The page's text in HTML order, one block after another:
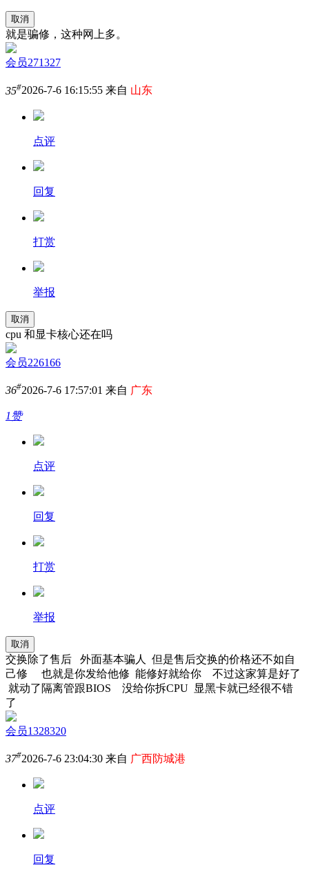
取消
就是骗修，这种网上多。
会员271327
35#2026-7-6 16:15:55 来自 山东
点评
回复
打赏
举报
取消
cpu 和显卡核心还在吗
会员226166
36#2026-7-6 17:57:01 来自 广东
1赞
点评
回复
打赏
举报
取消
交换除了售后 外面基本骗人 但是售后交换的价格还不如自
己修 也就是你发给他修 能修好就给你 不过这家算是好了
就动了隔离管跟BIOS 没给你拆CPU 显黑卡就已经很不错
了
会员1328320
37#2026-7-6 23:04:30 来自 广西防城港
点评
回复